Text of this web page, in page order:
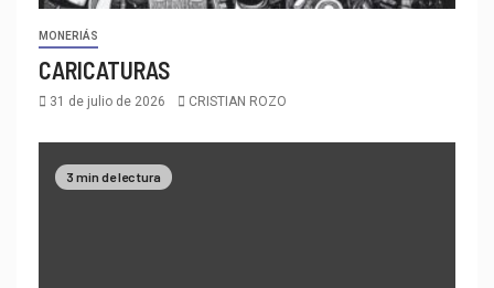
MONERIÁS
CARICATURAS
31 de julio de 2026 CRISTIAN ROZO
3 min de lectura